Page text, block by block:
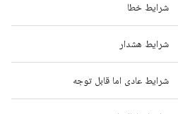
شرایط خطا
شرایط هشدار
شرایط عادی اما قابل توجه